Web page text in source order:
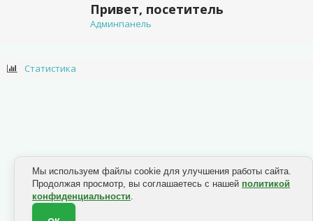
Привет, посетитель
Админпанель
Статистика
Мы используем файлы cookie для улучшения работы сайта.
Продолжая просмотр, вы соглашаетесь с нашей политикой
конфиденциальности.